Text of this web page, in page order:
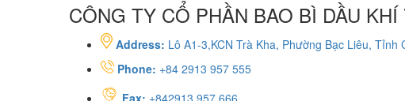
CÔNG TY CỔ PHẦN BAO BÌ DẦU
Address: Lô A1-3,KCN Trà Kha, Phường Bạc Liêu, Tỉnh
Phone: +84 2913 957 555
Fax: +842913 957 666